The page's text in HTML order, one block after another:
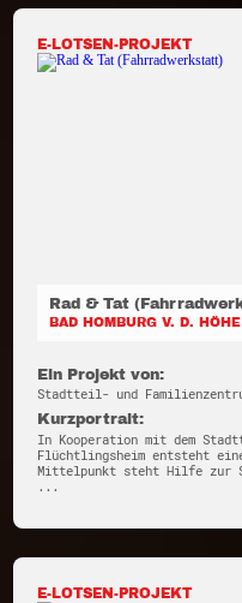
E-LOTSEN-PROJEKT
Rad & Tat
BAD HOMBURG V. D. HÖHE
Ein Projekt von:
Stadtteil- und
Kurzportrait:
In Kooperation mit dem
Flüchtlingsheim entsteht
Mittelpunkt steht Hilfe zur
...
E-LOTSEN-PROJEKT